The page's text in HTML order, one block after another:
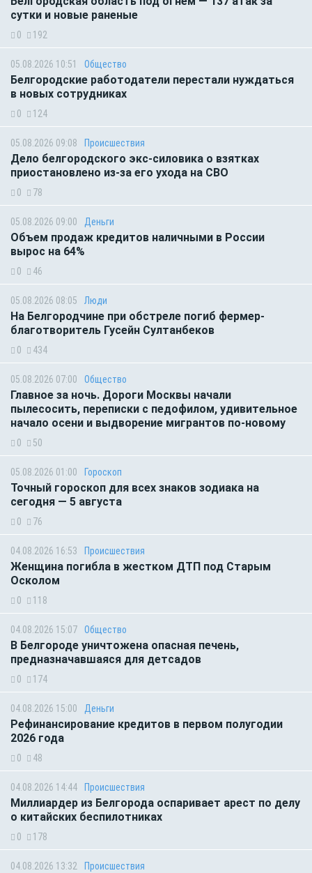
сутки и новые раненые
0 192
05.08.2026 10:51 Общество
Белгородские работодатели перестали нуждаться
в новых сотрудниках
0 124
05.08.2026 09:08 Происшествия
Дело белгородского экс-силовика о взятках
приостановлено из-за его ухода на СВО
0 78
05.08.2026 09:00 Деньги
Объем продаж кредитов наличными в России
вырос на 64%
0 46
05.08.2026 08:05 Люди
На Белгородчине при обстреле погиб фермер-
благотворитель Гусейн Султанбеков
0 434
05.08.2026 07:00 Общество
Главное за ночь. Дороги Москвы начали
пылесосить, переписки с педофилом, удивительное
начало осени и выдворение мигрантов по-новому
0 50
05.08.2026 01:00 Гороскоп
Точный гороскоп для всех знаков зодиака на
сегодня — 5 августа
0 76
04.08.2026 16:53 Происшествия
Женщина погибла в жестком ДТП под Старым
Осколом
0 118
04.08.2026 15:07 Общество
В Белгороде уничтожена опасная печень,
предназначавшаяся для детсадов
0 174
04.08.2026 15:00 Деньги
Рефинансирование кредитов в первом полугодии
2026 года
0 48
04.08.2026 14:44 Происшествия
Миллиардер из Белгорода оспаривает арест по делу
о китайских беспилотниках
0 178
04.08.2026 13:32 Происшествия